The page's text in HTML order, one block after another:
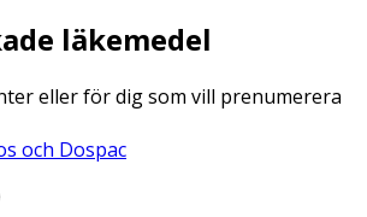
läkemedel
eller för dig som vill prenumerera
och Dospac